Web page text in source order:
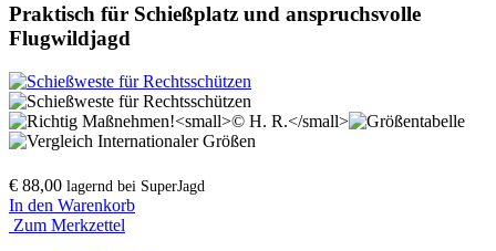
Praktisch für Schießplatz und anspruchsvolle
Flugwildjagd
€ 88,00 lagernd bei SuperJagd
In den Warenkorb
Zum Merkzettel